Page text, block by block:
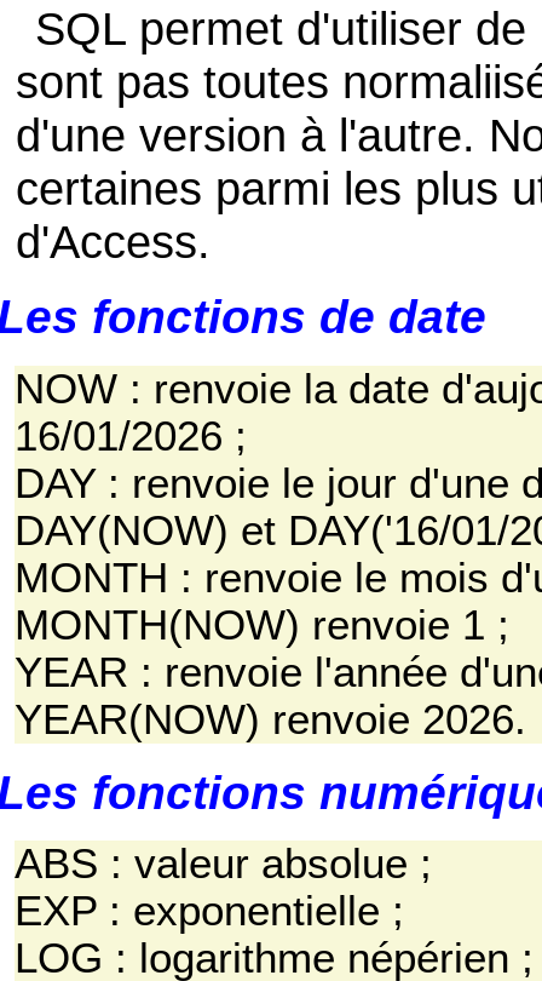
SQL permet d'utiliser
sont pas toutes
d'une version à l'autre.
certaines parmi les plus
d'Access.
fonctions de date
NOW : renvoie la date
16/01/2026 ;
DAY : renvoie le jour d'une
DAY(NOW) et DAY('16/01/
MONTH : renvoie le mois
MONTH(NOW) renvoie 1 ;
YEAR : renvoie l'année
YEAR(NOW) renvoie 2026.
fonctions
ABS : valeur absolue ;
EXP : exponentielle ;
LOG : logarithme népérien ;